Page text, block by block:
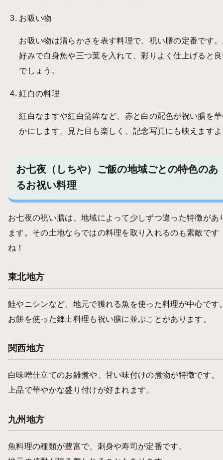
お吸い物
お吸い物は清らかさを表す料理で、祝い膳の定番です
好みで白身魚や三つ葉を入れて、彩りよく仕上げると
でしょう。
紅白の料理
紅白なますや紅白蒲鉾など、赤と白の配色が祝い膳を
かにします。見た目も楽しく、記念写真にも映えます
お七夜（しちや）ご飯の地域ごとの特色のあ
るお祝い料理
お七夜の祝い膳は、地域によって少しずつ違った特徴があ
ます。その土地ならではの料理を取り入れるのも素敵です
ね！
東北地方
鮭やニシンなど、地元で獲れる魚を使った料理が中心です
お餅を使った郷土料理も祝い膳に並ぶことがあります。
関西地方
白味噌仕立てのお雑煮や、甘い味付けの煮物が特徴です。
上品で華やかな盛り付けが好まれます。
九州地方
魚料理の種類が豊富で、刺身や寿司が定番です。